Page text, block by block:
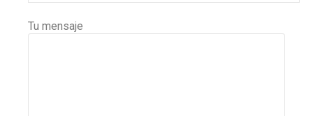
Tu mensaje